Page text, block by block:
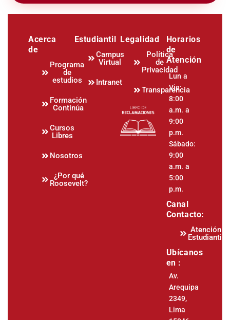
Acerca
de
Programa
de
estudios
Formación
Continúa
Cursos
Libres
Nosotros
¿Por qué
Roosevelt?
Estudiantil
Campus
Virtual
Intranet
Legalidad
Política
de
Privacidad
Transparencia
Horarios
de
Atención
Lun a
Vie:
8:00
a.m. a
9:00
p.m.
Sábado:
9:00
a.m. a
5:00
p.m.
Canal
Contacto:
Atención
Estudiantil
Ubícanos
en :
Av.
Arequipa
2349,
Lima